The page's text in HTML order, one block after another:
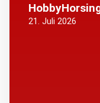
21. Juli 2026